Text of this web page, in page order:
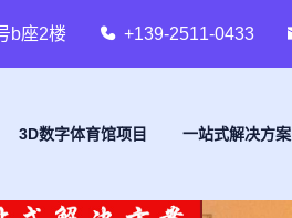
b座2楼 +139-2511-0433
3D数字体育馆项目 一站式解决方案